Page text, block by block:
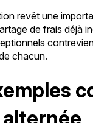
revêt une
de frais déjà
chacun.